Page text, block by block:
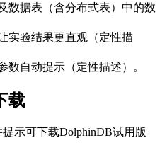
数据表（含分布式表）中的数
实验结果更直观（定性描
数自动提示（定性描述）。
载
示可下载DolphinDB试用版